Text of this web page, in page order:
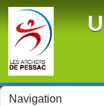
Panneau de gestion